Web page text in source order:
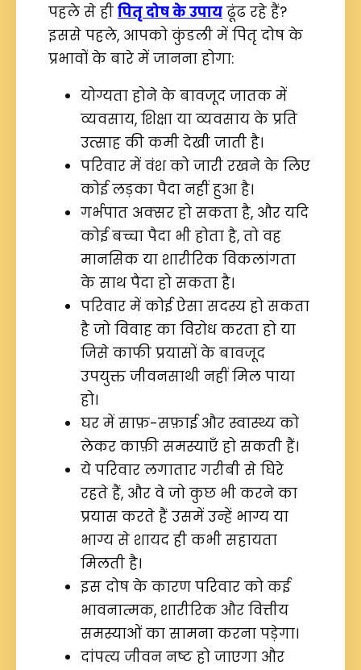
पहले से ही पितृ दोष के उपाय ढूंढ रहे हैं?
इससे पहले, आपको कुंडली में पितृ दोष के
प्रभावों के बारे में जानना होगा:
योग्यता होने के बावजूद जातक में
व्यवसाय, शिक्षा या व्यवसाय के प्रति
उत्साह की कमी देखी जाती है।
परिवार में वंश को जारी रखने के लिए
कोई लड़का पैदा नहीं हुआ है।
गर्भपात अक्सर हो सकता है, और यदि
कोई बच्चा पैदा भी होता है, तो वह
मानसिक या शारीरिक विकलांगता
के साथ पैदा हो सकता है।
परिवार में कोई ऐसा सदस्य हो सकता
है जो विवाह का विरोध करता हो या
जिसे काफी प्रयासों के बावजूद
उपयुक्त जीवनसाथी नहीं मिल पाया
हो।
घर में साफ़-सफ़ाई और स्वास्थ्य को
लेकर काफ़ी समस्याएँ हो सकती हैं।
ये परिवार लगातार गरीबी से घिरे
रहते हैं, और वे जो कुछ भी करने का
प्रयास करते हैं उसमें उन्हें भाग्य या
भाग्य से शायद ही कभी सहायता
मिलती है।
इस दोष के कारण परिवार को कई
भावनात्मक, शारीरिक और वित्तीय
समस्याओं का सामना करना पड़ेगा।
दांपत्य जीवन नष्ट हो जाएगा और